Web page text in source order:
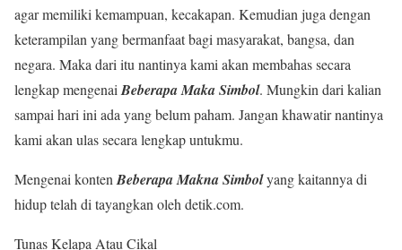
agar memiliki kemampuan, kecakapan. Kemudian juga dengan
keterampilan yang bermanfaat bagi masyarakat, bangsa, dan
negara. Maka dari itu nantinya kami akan membahas secara
lengkap mengenai Beberapa Maka Simbol. Mungkin dari kalian
sampai hari ini ada yang belum paham. Jangan khawatir nantinya
kami akan ulas secara lengkap untukmu.
Mengenai konten Beberapa Makna Simbolyang kaitannya di
hidup telah di tayangkan oleh detik.com.
Tunas Kelapa Atau Cikal